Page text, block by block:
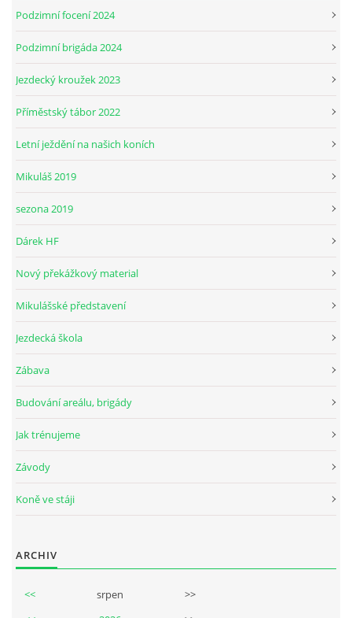
PODZIMNÍ BRIGÁDA 9.11.2024
VELKÝ PÁTEK-18.4 KROUŽEK BUDE NORMÁLNĚ PROBÍHAT
PRAZDNINOVÝ KROUŽEK
Podzimní focení 2024
Podzimní brigáda 2024
Jezdecký kroužek 2023
Příměstský tábor 2022
Letní ježdění na našich koních
Mikuláš 2019
sezona 2019
Dárek HF
Nový překážkový material
Mikulášské představení
Jezdecká škola
Zábava
Budování areálu, brigády
Jak trénujeme
Závody
Koně ve stáji
ARCHIV
<< srpen
>>